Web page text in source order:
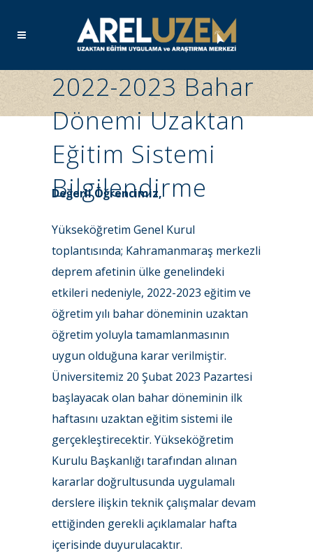
2022-2023 Bahar
Dönemi Uzaktan
Eğitim Sistemi
Bilgilendirme
Değerli Öğrencimiz,
Yükseköğretim Genel Kurul
toplantısında; Kahramanmaraş merkezli
deprem afetinin ülke genelindeki
etkileri nedeniyle, 2022-2023 eğitim ve
öğretim yılı bahar döneminin uzaktan
öğretim yoluyla tamamlanmasının
uygun olduğuna karar verilmiştir.
Üniversitemiz 20 Şubat 2023 Pazartesi
başlayacak olan bahar döneminin ilk
haftasını uzaktan eğitim sistemi ile
gerçekleştirecektir. Yükseköğretim
Kurulu Başkanlığı tarafından alınan
kararlar doğrultusunda uygulamalı
derslere ilişkin teknik çalışmalar devam
ettiğinden gerekli açıklamalar hafta
içerisinde duyurulacaktır.